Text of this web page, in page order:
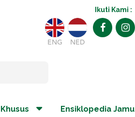
Ikuti Kami :
ENG NED
Ensiklopedia Jamu